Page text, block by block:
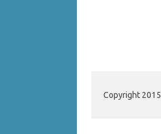
Copyright 2015